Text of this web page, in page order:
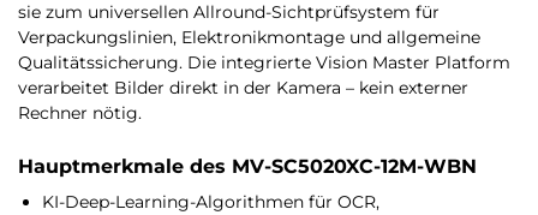
sie zum universellen Allround-Sichtprüfsystem für
Verpackungslinien, Elektronikmontage und allgemeine
Qualitätssicherung. Die integrierte Vision Master Platform
verarbeitet Bilder direkt in der Kamera – kein externer
Rechner nötig.
Hauptmerkmale des MV-SC5020XC-12M-WBN
KI-Deep-Learning-Algorithmen für OCR,